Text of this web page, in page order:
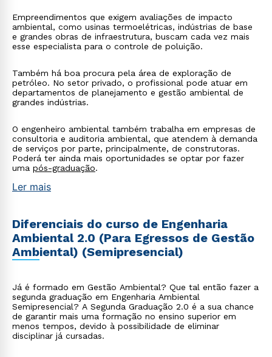
Empreendimentos que exigem avaliações de impacto
ambiental, como usinas termoelétricas, indústrias de base
e grandes obras de infraestrutura, buscam cada vez mais
esse especialista para o controle de poluição.
Também há boa procura pela área de exploração de
petróleo. No setor privado, o profissional pode atuar em
departamentos de planejamento e gestão ambiental de
grandes indústrias.
O engenheiro ambiental também trabalha em empresas de
consultoria e auditoria ambiental, que atendem à demanda
de serviços por parte, principalmente, de construtoras.
Poderá ter ainda mais oportunidades se optar por fazer
uma pós-graduação.
Ler mais
Diferenciais do curso de Engenharia
Ambiental 2.0 (Para Egressos de Gestão
Ambiental) (Semipresencial)
Já é formado em Gestão Ambiental? Que tal então fazer a
segunda graduação em Engenharia Ambiental
Semipresencial? A Segunda Graduação 2.0 é a sua chance
de garantir mais uma formação no ensino superior em
menos tempos, devido à possibilidade de eliminar
disciplinar já cursadas.